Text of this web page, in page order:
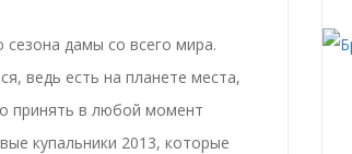
дамы со всего мира.
ведь есть на планете места,
принять в любой момент
купальники 2013, которые